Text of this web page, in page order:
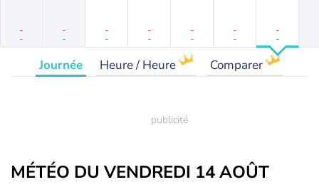
-
-
-
-
-
-
-
-
-
-
-
-
-
-
Journée Heure / Heure Comparer
MÉTÉO DU VENDREDI 14 AOÛT